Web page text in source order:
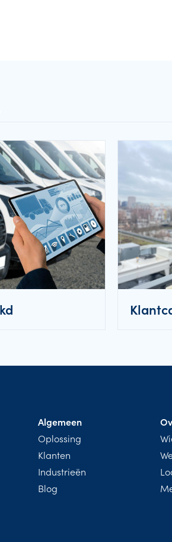
Algemeen
Oplossing
Klanten
Industrieën
Blog